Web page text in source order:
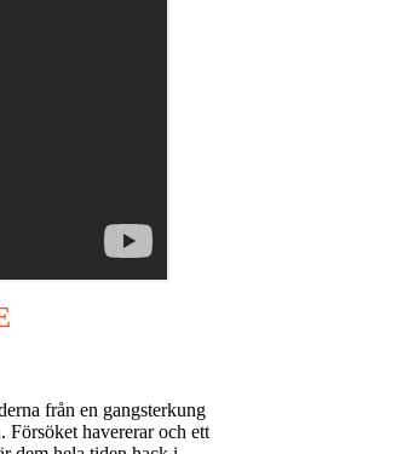
från en gangsterkung
havererar och ett